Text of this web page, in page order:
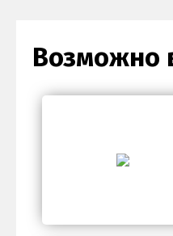
Возможно